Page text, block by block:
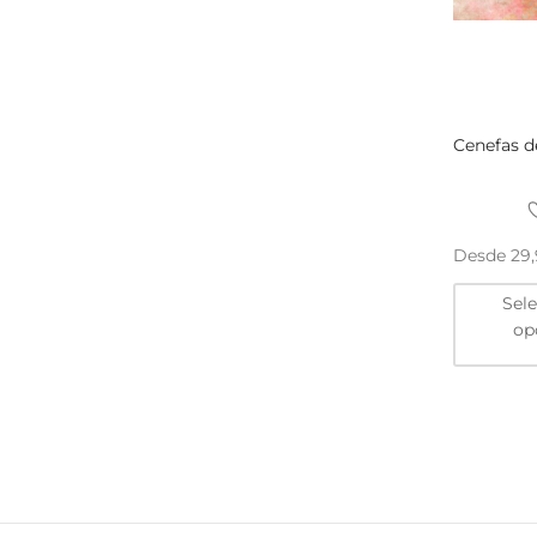
Cenefas
Desde